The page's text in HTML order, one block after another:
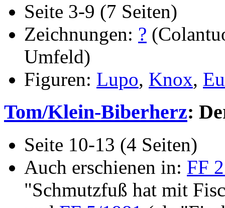
Seite 3-9 (7 Seiten)
Zeichnungen: ?
Umfeld)
Figuren: Lupo, Knox,
Tom/Klein-Biberherz:
Seite 10-13 (4 Seiten)
Auch erschienen in: FF
"Schmutzfuß hat mit